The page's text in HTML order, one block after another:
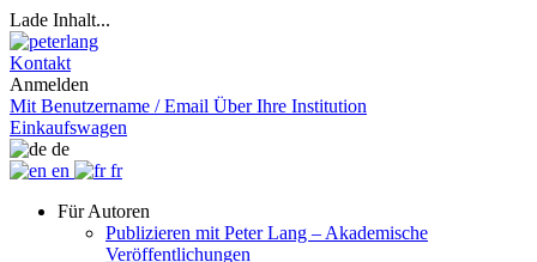
Lade Inhalt...
Kontakt
Anmelden
Mit Benutzername / Email Über Ihre Institution
Einkaufswagen
de
en
fr
Für Autoren
Publizieren mit Peter Lang – Akademische
Veröffentlichungen